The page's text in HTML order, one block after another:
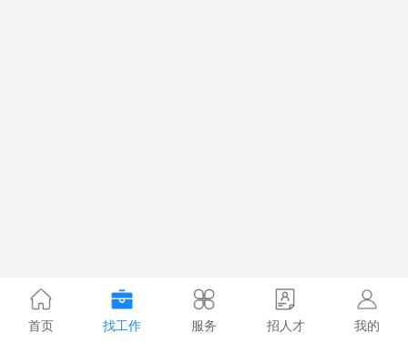
首页 找工作 服务 招人才 我的